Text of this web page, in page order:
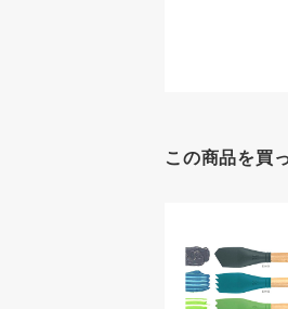
この商品を買